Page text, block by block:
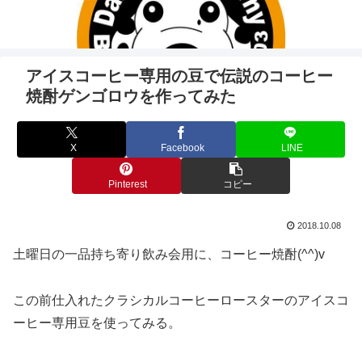
アイスコーヒー専用の豆で伝説のコーヒー
焼酎ゲンゴロウを作ってみた
X Facebook LINE
Pinterest コピー
2018.10.08
土曜日の一品持ち寄り飲み会用に、コーヒー焼酎(^^)v
この前仕入れたクラシカルコーヒーロースターのアイスコ
ーヒー専用豆を使ってみる。